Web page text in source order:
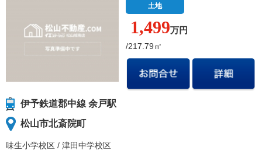
土地
1,499万円
/217.79㎡
伊予鉄道郡中線 余戸駅
松山市北斎院町
味生小学校区 / 津田中学校区